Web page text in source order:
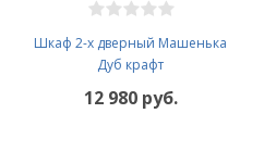
Шкаф 2-х дверный Машенька
Дуб крафт
12 980 руб.